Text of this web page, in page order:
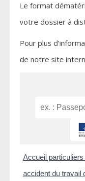
Le format
votre dossier à
Pour plus
de notre site
Accueil particuliers
accident du travail